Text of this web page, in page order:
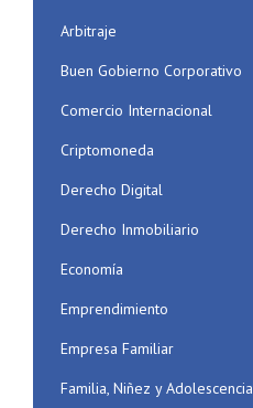
Arbitraje
Buen Gobierno Corporativo
Comercio Internacional
Criptomoneda
Derecho Digital
Derecho Inmobiliario
Economía
Emprendimiento
Empresa Familiar
Familia, Niñez y Adolescencia